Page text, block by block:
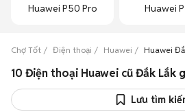
Huawei P50 Pro Huawei
Chợ Tốt Điện thoại Huawei Huawei
10 Điện thoại Huawei cũ Đắk Lắk
Lưu tìm